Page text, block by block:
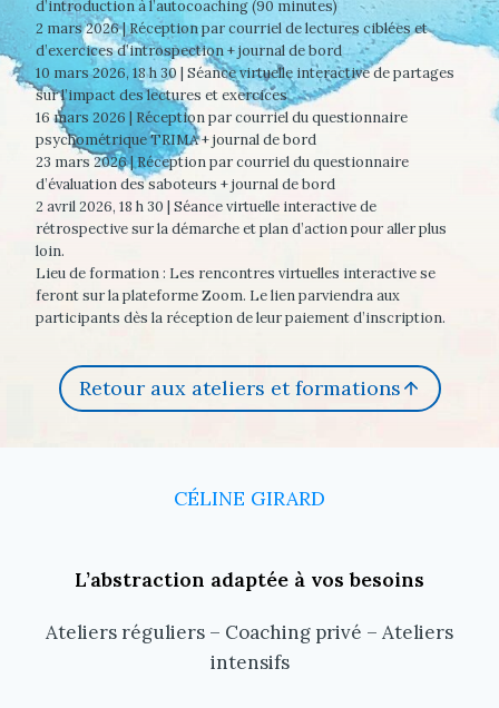
d’introduction à l’autocoaching (90 minutes)
2 mars 2026 | Réception par courriel de lectures ciblées et
d’exercices d’introspection + journal de bord
10 mars 2026, 18 h 30 | Séance virtuelle interactive de partages
sur l’impact des lectures et exercices
16 mars 2026 | Réception par courriel du questionnaire
psychométrique TRIMA + journal de bord
23 mars 2026 | Réception par courriel du questionnaire
d’évaluation des saboteurs + journal de bord
2 avril 2026, 18 h 30 | Séance virtuelle interactive de
rétrospective sur la démarche et plan d’action pour aller plus
loin.
Lieu de formation : Les rencontres virtuelles interactive se
feront sur la plateforme Zoom. Le lien parviendra aux
participants dès la réception de leur paiement d’inscription.
Retour aux ateliers et formations
CÉLINE GIRARD
L’abstraction adaptée à vos besoins
Ateliers réguliers – Coaching privé – Ateliers
intensifs